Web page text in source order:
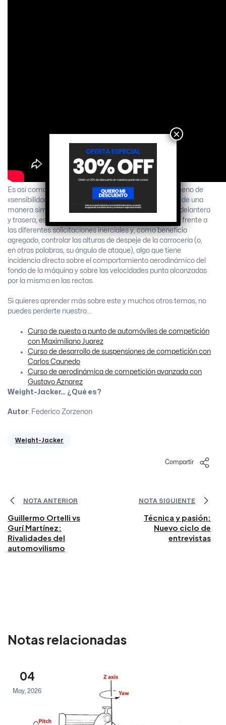
Es así como, mediante el aprovechamiento del fenómeno de
«sensibilidad a la carga» mostrado por los neumáticos de una
manera similar a como lo hacen las barras anti-rolido delantera
y trasera, es posible mejorar la respuesta de cada tren frente a
las diferentes solicitaciones inerciales y, como beneficio
agregado, controlar las alturas de despeje de la carrocería (o,
en otras palabras, su ángulo de ataque), algo que tiene
incidencia directa sobre el comportamiento aerodinámico del
fondo de la máquina y sobre las velocidades punta alcanzadas
por la misma en las rectas.
Si quieres aprender más sobre este y muchos otros temas, no
puedes perderte nuestro…
Curso de puesta a punto de automóviles de competición
con Maximiliano Juarez
Curso de desarrollo de suspensiones de competición con
Carlos Caunedo
Curso de aerodinámica de competición avanzada con
Gustavo Aznarez
Weight-Jacker… ¿Qué es?
Autor: Federico Zorzenon
Weight-Jacker
Compartir
NOTA ANTERIOR
Guillermo Ortelli vs
Gurí Martínez:
Rivalidades del
automovilismo
NOTA SIGUIENTE
Técnica y pasión:
Nuevo ciclo de
entrevistas
Notas relacionadas
04
May, 2026
×